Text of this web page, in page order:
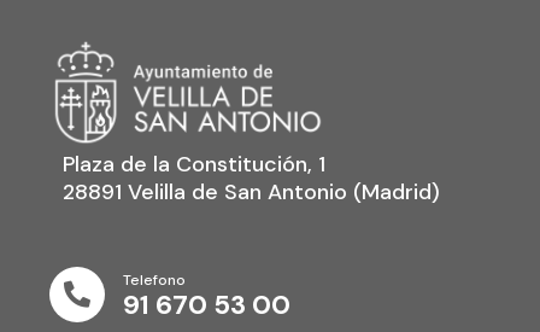
Plaza de la Constitución, 1
28891 Velilla de San Antonio (Madrid)

Telefono
91 670 53 00